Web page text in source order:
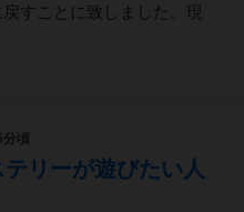
すことに致しました。現
頃
リーが遊びたい人